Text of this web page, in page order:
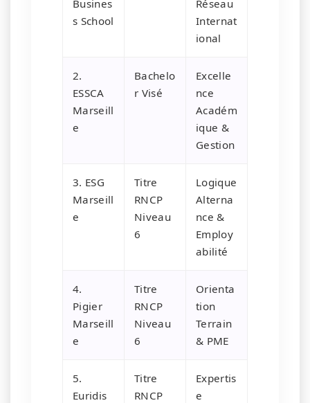
Busines
s School
Réseau
Internat
ional
2.
ESSCA
Marseill
e
Bachelo
r Visé
Excelle
nce
Académ
ique &
Gestion
3. ESG
Marseill
e
Titre
RNCP
Niveau
6
Logique
Alterna
nce &
Employ
abilité
4.
Pigier
Marseill
e
Titre
RNCP
Niveau
6
Orienta
tion
Terrain
& PME
5.
Euridis
Titre
RNCP
Expertis
e